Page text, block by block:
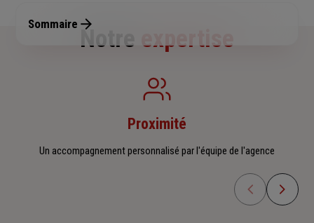
Sommaire
Notre expertise
Proximité
Un accompagnement personnalisé par l'équipe de l'agence